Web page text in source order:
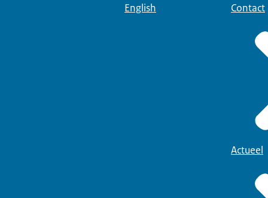
English Contact
Actueel